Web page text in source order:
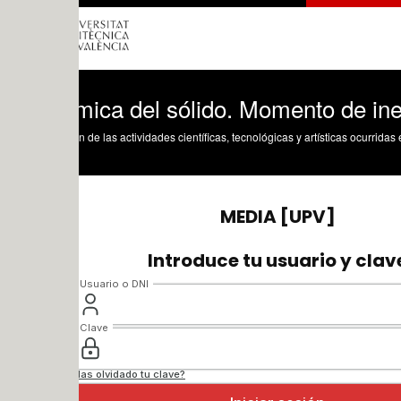
del sólido. Momento de inercia.
de las actividades científicas, tecnológicas y artísticas ocurridas en los tres